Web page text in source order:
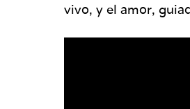
vivo, y el amor,